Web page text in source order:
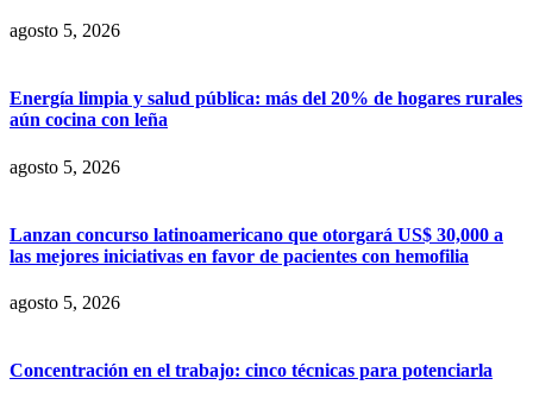
agosto 5, 2026
Energía limpia y salud pública: más del 20% de hogares rurales
aún cocina con leña
agosto 5, 2026
Lanzan concurso latinoamericano que otorgará US$ 30,000 a
las mejores iniciativas en favor de pacientes con hemofilia
agosto 5, 2026
Concentración en el trabajo: cinco técnicas para potenciarla